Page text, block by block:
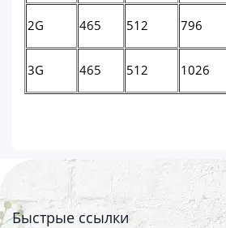
2G 465 512 796
3G 465 512 1026
Быстрые ссылки